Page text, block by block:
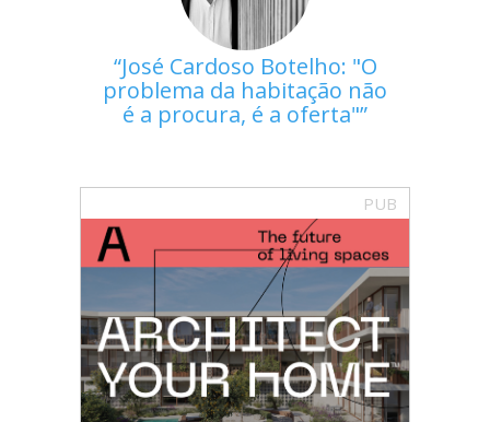
José Cardoso Botelho: "O
problema da habitação não
é a procura, é a oferta"
PUB